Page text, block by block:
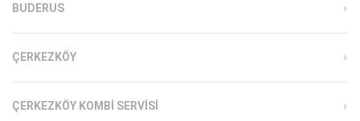
BUDERUS
ÇERKEZKÖY
ÇERKEZKÖY KOMBI SERVISI